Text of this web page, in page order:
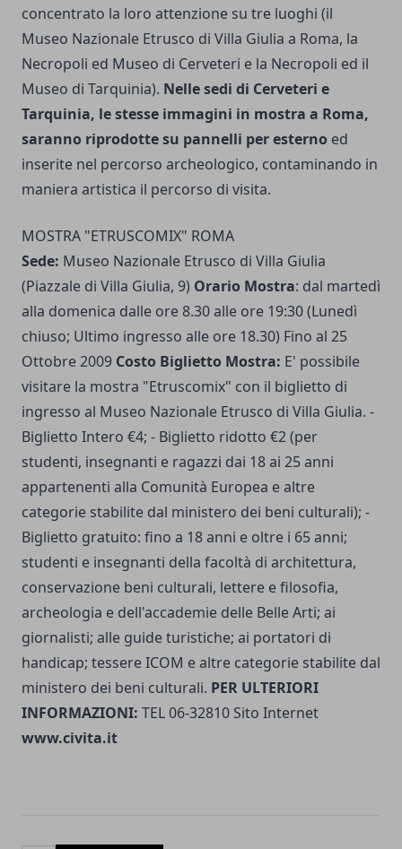
concentrato la loro attenzione su tre luoghi (il
Museo Nazionale Etrusco di Villa Giulia a Roma, la
Necropoli ed Museo di Cerveteri e la Necropoli ed il
Museo di Tarquinia). Nelle sedi di Cerveteri e
Tarquinia, le stesse immagini in mostra a Roma,
saranno riprodotte su pannelli per esterno ed
inserite nel percorso archeologico, contaminando in
maniera artistica il percorso di visita.
MOSTRA "ETRUSCOMIX" ROMA
Sede: Museo Nazionale Etrusco di Villa Giulia
(Piazzale di Villa Giulia, 9) Orario Mostra: dal martedì
alla domenica dalle ore 8.30 alle ore 19:30 (Lunedì
chiuso; Ultimo ingresso alle ore 18.30) Fino al 25
Ottobre 2009 Costo Biglietto Mostra: E' possibile
visitare la mostra "Etruscomix" con il biglietto di
ingresso al Museo Nazionale Etrusco di Villa Giulia. -
Biglietto Intero €4; - Biglietto ridotto €2 (per
studenti, insegnanti e ragazzi dai 18 ai 25 anni
appartenenti alla Comunità Europea e altre
categorie stabilite dal ministero dei beni culturali); -
Biglietto gratuito: fino a 18 anni e oltre i 65 anni;
studenti e insegnanti della facoltà di architettura,
conservazione beni culturali, lettere e filosofia,
archeologia e dell'accademie delle Belle Arti; ai
giornalisti; alle guide turistiche; ai portatori di
handicap; tessere ICOM e altre categorie stabilite dal
ministero dei beni culturali. PER ULTERIORI
INFORMAZIONI: TEL 06-32810 Sito Internet
www.civita.it